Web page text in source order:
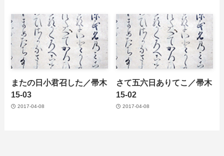
またの日小君召した／帚木
15-03
2017-04-08
さて五六日ありてこ／帚木
15-02
2017-04-08